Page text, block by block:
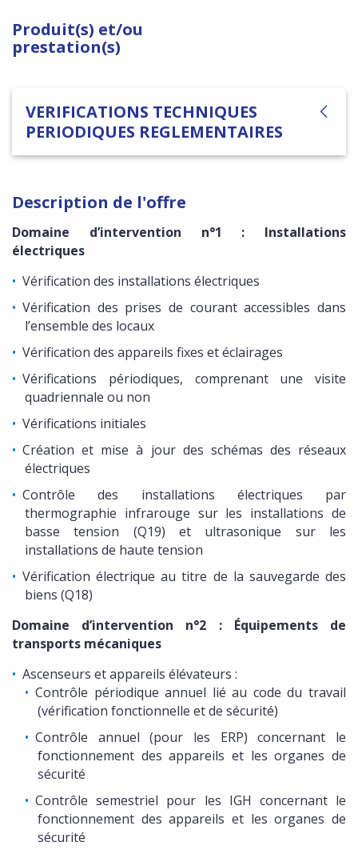
Produit(s) et/ou
prestation(s)
VERIFICATIONS TECHNIQUES
PERIODIQUES REGLEMENTAIRES
Description de l'offre
Domaine d’intervention n°1 : Installations
électriques
Vérification des installations électriques
Vérification des prises de courant accessibles dans
l’ensemble des locaux
Vérification des appareils fixes et éclairages
Vérifications périodiques, comprenant une visite
quadriennale ou non
Vérifications initiales
Création et mise à jour des schémas des réseaux
électriques
Contrôle des installations électriques par
thermographie infrarouge sur les installations de
basse tension (Q19) et ultrasonique sur les
installations de haute tension
Vérification électrique au titre de la sauvegarde des
biens (Q18)
Domaine d’intervention n°2 : Équipements de
transports mécaniques
Ascenseurs et appareils élévateurs :
Contrôle périodique annuel lié au code du travail
(vérification fonctionnelle et de sécurité)
Contrôle annuel (pour les ERP) concernant le
fonctionnement des appareils et les organes de
sécurité
Contrôle semestriel pour les IGH concernant le
fonctionnement des appareils et les organes de
sécurité